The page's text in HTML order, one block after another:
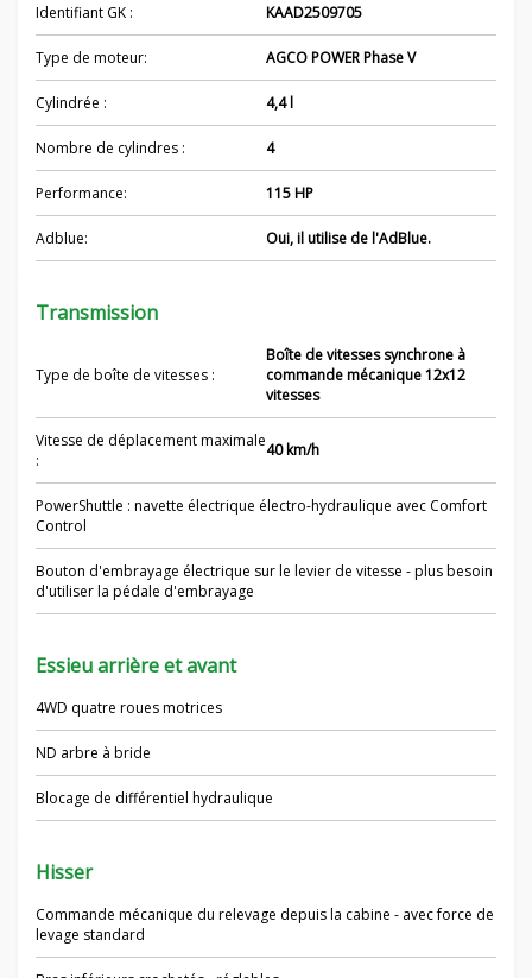
Identifiant GK : KAAD2509705
Type de moteur: AGCO POWER Phase V
Cylindrée : 4,4 l
Nombre de cylindres : 4
Performance: 115 HP
Adblue: Oui, il utilise de l'AdBlue.
Transmission
Type de boîte de vitesses :
Boîte de vitesses synchrone à
commande mécanique 12x12
vitesses
Vitesse de déplacement maximale
:
40 km/h
PowerShuttle : navette électrique électro-hydraulique avec Comfort
Control
Bouton d'embrayage électrique sur le levier de vitesse - plus besoin
d'utiliser la pédale d'embrayage
Essieu arrière et avant
4WD quatre roues motrices
ND arbre à bride
Blocage de différentiel hydraulique
Hisser
Commande mécanique du relevage depuis la cabine - avec force de
levage standard